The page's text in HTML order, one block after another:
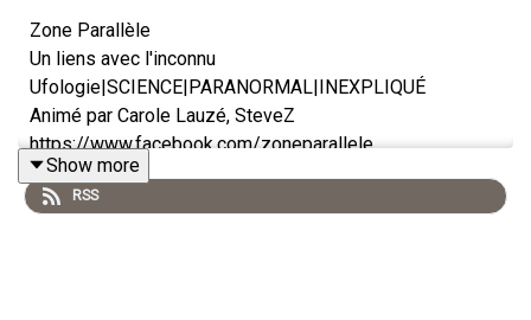
Zone Parallèle
Un liens avec l'inconnu
Ufologie|SCIENCE|PARANORMAL|INEXPLIQUÉ
Animé par Carole Lauzé, SteveZ
https://www.facebook.com/zoneparallele
https://www.facebook.com/SteveZ582
https://www.zoneparallele.com/
Show more
RSS